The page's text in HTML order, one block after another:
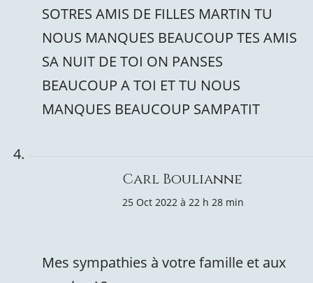
SOTRES AMIS DE FILLES MARTIN TU
NOUS MANQUES BEAUCOUP TES AMIS
SA NUIT DE TOI ON PANSES
BEAUCOUP A TOI ET TU NOUS
MANQUES BEAUCOUP SAMPATIT
Carl Boulianne
25 Oct 2022 à 22 h 28 min
Mes sympathies à votre famille et aux